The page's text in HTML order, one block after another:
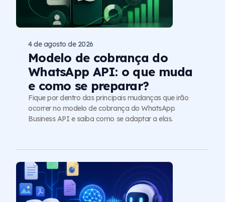
Modelo de cobrança do
WhatsApp API: o que muda
e como se preparar?
4 de agosto de 2026
Fique por dentro das principais mudanças que irão
ocorrer no modelo de cobrança do WhatsApp
Business API e saiba como se adaptar a elas.